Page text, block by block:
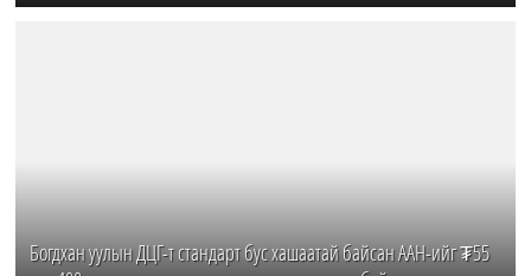
Богдхан уулын ДЦГ-т стандарт бус хашаатай байсан ААН-ийг ₮55